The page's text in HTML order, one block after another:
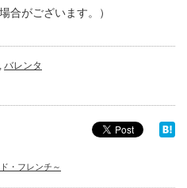
合がございます。）
, バレンタ
・フレンチ～